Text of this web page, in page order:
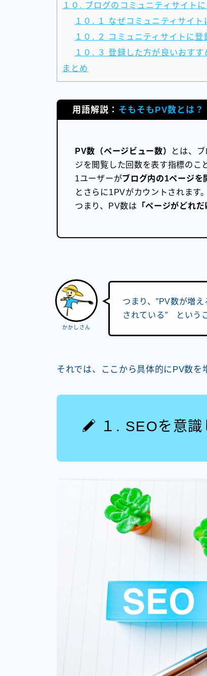
１０. ブログのコミュニティサイト
１０. １ なぜコミュニティサイト
１０. ２ コミュニティサイトに
１０. ３ 登録した方が良いおすす
まとめ
用語解説： そもそもPV数とは？
PV数（ページビュー数）
とは、
ジを閲覧した回数を表す指標のこ
1ユーザーがブログ内の1ページを
とさらに1PVがカウントされます。
つまり、PV数は 「ページがどれ
かかしさん
つまり、”PV数が増
されている” という
それでは、ここから具体的にPV数を
１. SEOを意